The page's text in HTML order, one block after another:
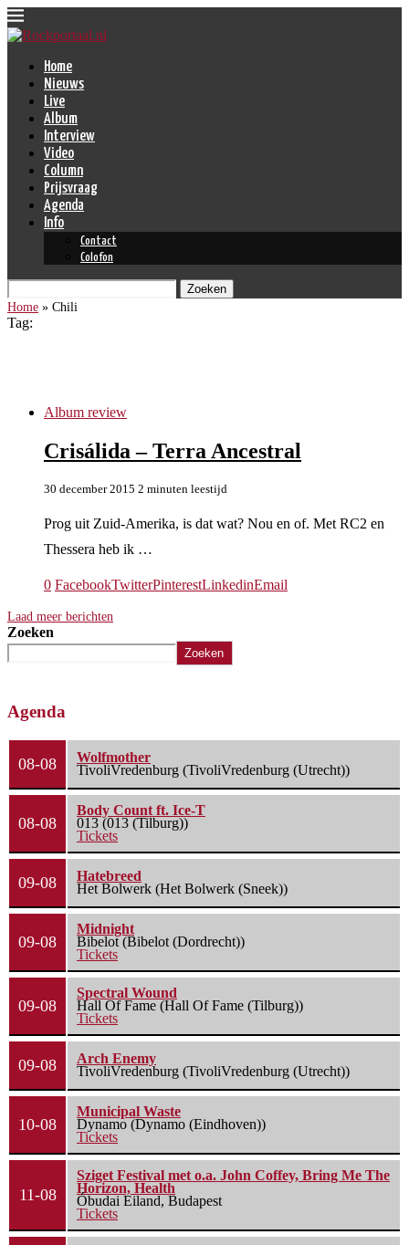
Home
Nieuws
Live
Album
Interview
Video
Column
Prijsvraag
Agenda
Info
Contact
Colofon
Zoeken
Home » Chili
Tag:
Album review
Crisálida – Terra Ancestral
30 december 2015 2 minuten leestijd
Prog uit Zuid-Amerika, is dat wat? Nou en of. Met RC2 en
Thessera heb ik …
0 FacebookTwitterPinterestLinkedinEmail
Laad meer berichten
Zoeken
Zoeken
Agenda
08-08
Wolfmother
TivoliVredenburg (TivoliVredenburg (Utrecht))
08-08
Body Count ft. Ice-T
013 (013 (Tilburg))
Tickets
09-08
Hatebreed
Het Bolwerk (Het Bolwerk (Sneek))
09-08
Midnight
Bibelot (Bibelot (Dordrecht))
Tickets
09-08
Spectral Wound
Hall Of Fame (Hall Of Fame (Tilburg))
Tickets
09-08
Arch Enemy
TivoliVredenburg (TivoliVredenburg (Utrecht))
10-08
Municipal Waste
Dynamo (Dynamo (Eindhoven))
Tickets
11-08
Sziget Festival met o.a. John Coffey, Bring Me The
Horizon, Health
Óbudai Eiland, Budapest
Tickets